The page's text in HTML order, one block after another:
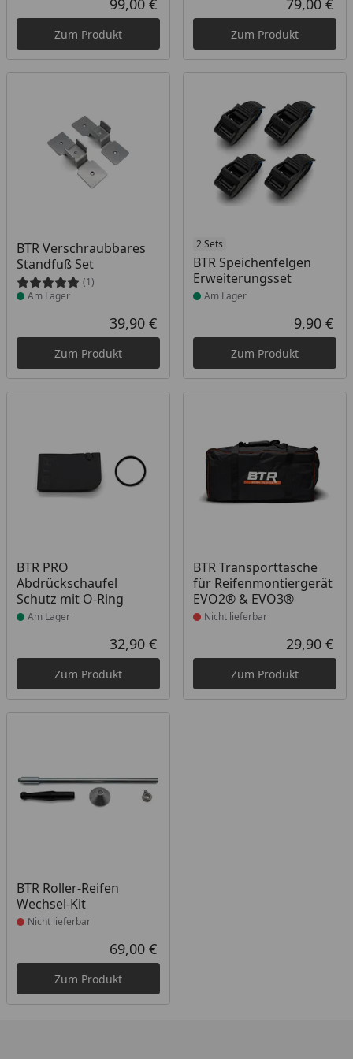
Aktueller Preis
99,00 €
Zum Produkt
79,00 €
Zum Produkt
BTR Verschraubbares
Standfuß Set
(1)
Produkt am Lager
Am Lager
Aktueller Preis
39,90 €
Zum Produkt
2 Sets
BTR Speichenfelgen
Erweiterungsset
Produkt am Lager
Am Lager
9,90 €
Zum Produkt
BTR PRO
Abdrückschaufel
Schutz mit O-Ring
Produkt am Lager
Am Lager
Aktueller Preis
32,90 €
Zum Produkt
BTR Transporttasche
für Reifenmontiergerät
EVO2® & EVO3®
Produkt nicht lieferbar
Nicht lieferbar
29,90 €
Zum Produkt
BTR Roller-Reifen
Wechsel-Kit
Produkt nicht lieferbar
Nicht lieferbar
Aktueller Preis
69,00 €
Zum Produkt